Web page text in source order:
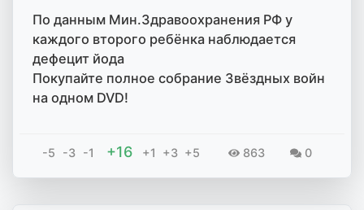
По данным Мин.Здравоохранения РФ у
каждого второго ребёнка наблюдается
дефецит йода
Покупайте полное собрание Звёздных войн
на одном DVD!
-5 -3 -1 +16 +1 +3 +5 863 0